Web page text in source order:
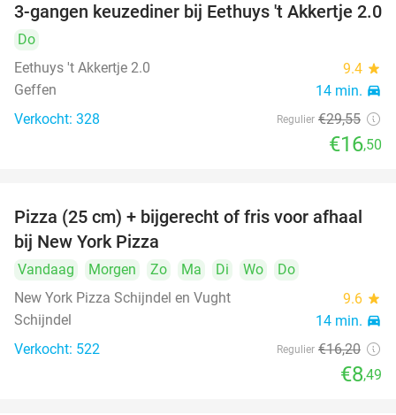
44%
3-gangen keuzediner bij Eethuys 't Akkertje 2.0
Do
Eethuys 't Akkertje 2.0
9.4 star
Geffen 14 min. directions_car
Verkocht: 328 Regulier €29,55
€16,50
48%
Pizza (25 cm) + bijgerecht of fris voor afhaal
bij New York Pizza
Vandaag Morgen Zo Ma Di Wo
Do
New York Pizza Schijndel en Vught
9.6 star
Schijndel 14 min. directions_car
Verkocht: 522 Regulier €16,20
€8,49